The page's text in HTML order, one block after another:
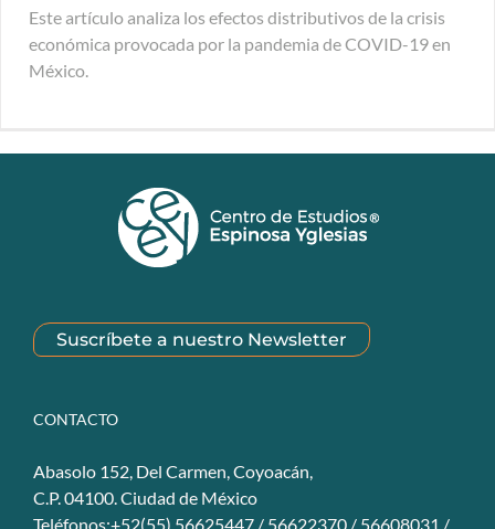
Este artículo analiza los efectos distributivos de la crisis
económica provocada por la pandemia de COVID-19 en
México.
Suscríbete a nuestro Newsletter
CONTACTO
Abasolo 152, Del Carmen, Coyoacán,
C.P. 04100. Ciudad de México
Teléfonos:+52(55) 56625447 / 56622370 / 56608031 /